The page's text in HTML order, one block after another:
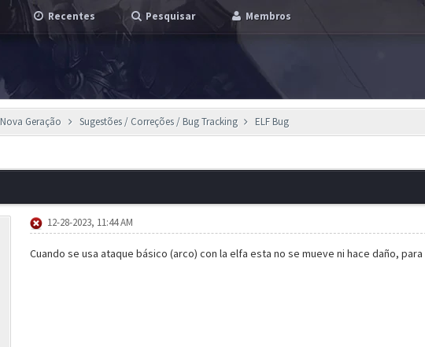
Recentes Pesquisar Membros
Nova Geração Sugestões / Correções / Bug Tracking ELF Bug
12-28-2023, 11:44 AM
Cuando se usa ataque básico (arco) con la elfa esta no se mueve ni hace daño,